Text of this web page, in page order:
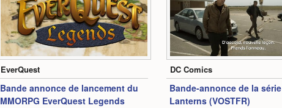
EverQuest
Bande annonce de lancement du
MMORPG EverQuest Legends
DC Comics
Bande-annonce de la série
Lanterns (VOSTFR)